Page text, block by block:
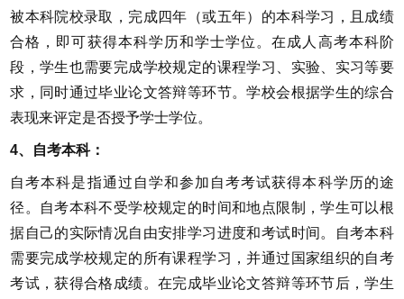
被本科院校录取，完成四年（或五年）的本科学习，且成绩
合格，即可获得本科学历和学士学位。在成人高考本科阶
段，学生也需要完成学校规定的课程学习、实验、实习等要
求，同时通过毕业论文答辩等环节。学校会根据学生的综合
表现来评定是否授予学士学位。
4、自考本科：
自考本科是指通过自学和参加自考考试获得本科学历的途
径。自考本科不受学校规定的时间和地点限制，学生可以根
据自己的实际情况自由安排学习进度和考试时间。自考本科
需要完成学校规定的所有课程学习，并通过国家组织的自考
考试，获得合格成绩。在完成毕业论文答辩等环节后，学生